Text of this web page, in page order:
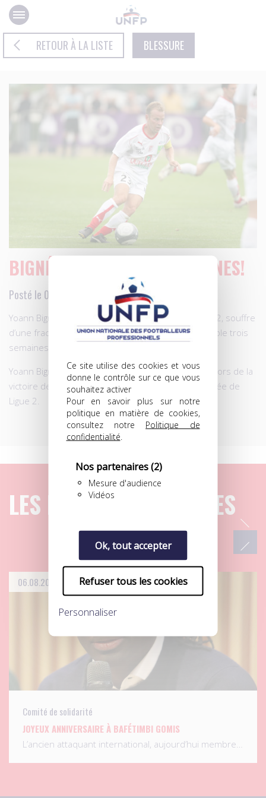
Panneau de gestion des cookies
Ce site utilise des cookies et vous
donne le contrôle sur ce que vous
souhaitez activer
Pour en savoir plus sur notre
politique en matière de cookies,
consultez notre Politique de
confidentialité
Nos partenaires(2)
Mesure d'audience
Vidéos
Ok, tout accepter
Refuser tous les cookies
Personnaliser
RETOUR À LA LISTE BLESSURE
BIGNÉ ABSENT TROIS SEMAINES!
Posté le 07.12.2009 à 17h17
Yoann Bigné, le milieu de Brest, deuxième de Ligue 2, souffre
d’une fracture du 3e métatarsien et sera indisponible trois
semaines.
Yoann Bigné s’est blessé au pied vendredi à Tours lors de la
victoire de son club (1-0) pour le compte 17e journée de
Ligue 2.
LES DERNIERS ARTICLES
06.08.2026
Comité de solidarité
JOYEUX ANNIVERSAIRE À BAFÉTIMBI GOMIS
L’ancien attaquant international, aujourd’hui membre…